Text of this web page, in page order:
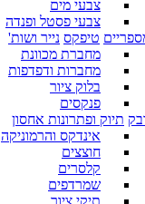
צבעי מים
צבעי פסטל ופנדה
טיפקס נייר ושות'
מחברת מכוונת
מחברות ודפדפות
בלוק ציור
פנקסים
תיוק ופתרונות אחסון
אינדקס והרמוניקה
חוצצים
קלסרים
שמרדפים
תיקי ציור